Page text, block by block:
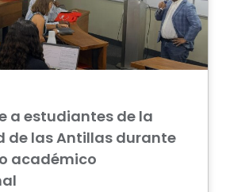
a estudiantes de la
de las Antillas durante
académico